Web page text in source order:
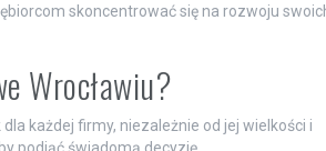
skoncentrować się na rozwoju
Wrocławiu?
każdej firmy, niezależnie od jej wielkości i
podjąć świadomą decyzję.